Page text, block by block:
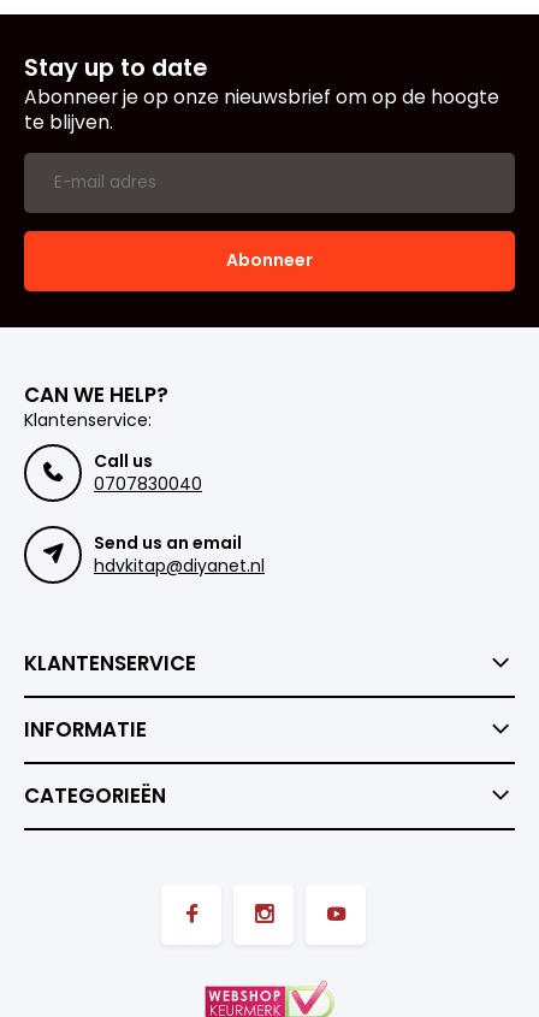
Stay up to date
Abonneer je op onze nieuwsbrief om op de hoogte
te blijven.
Abonneer
CAN WE HELP?
Klantenservice:
Call us
0707830040
Send us an email
hdvkitap@diyanet.nl
KLANTENSERVICE
INFORMATIE
CATEGORIEËN